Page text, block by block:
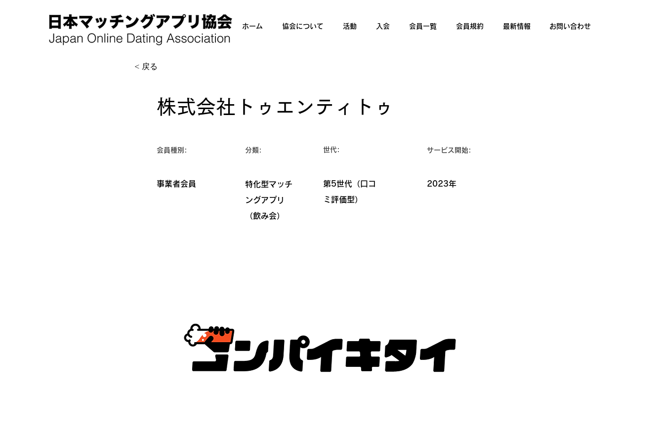
ホーム 協会について 活動 入会 会員一覧 会員規約 最新情報 お問い合わせ
< 戻る
株式会社トゥエンティトゥ
会員種別:
事業者会員
分類:
特化型マッチ
ングアプリ
（飲み会）
世代:
第5世代（口コ
ミ評価型）
サービス開始:
2023年